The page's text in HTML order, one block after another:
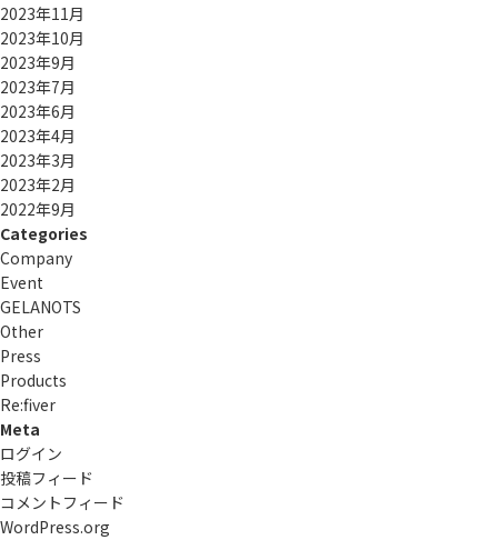
2023年11月
2023年10月
2023年9月
2023年7月
2023年6月
2023年4月
2023年3月
2023年2月
2022年9月
Categories
Company
Event
GELANOTS
Other
Press
Products
Re:ﬁver
Meta
ログイン
投稿フィード
コメントフィード
WordPress.org